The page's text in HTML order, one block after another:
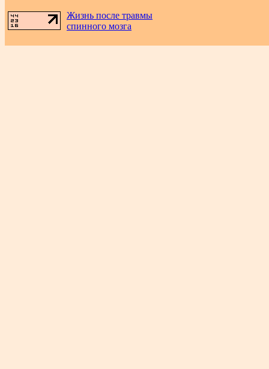
Жизнь после травмы
спинного мозга